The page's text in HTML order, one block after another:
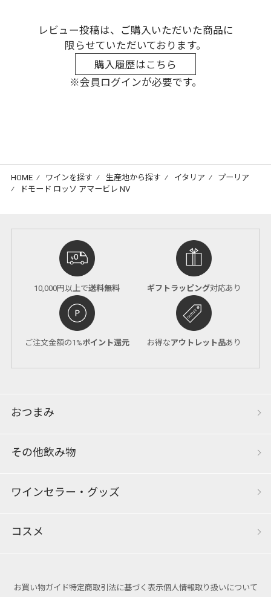
レビュー投稿は、ご購入いただいた商品に
限らせていただいております。
購入履歴はこちら
※会員ログインが必要です。
HOME ⁄ ワインを探す ⁄ 生産地から探す ⁄ イタリア ⁄ プーリア
⁄
ドモード ロッソ アマービレ NV
10,000円以上で送料無料 ギフトラッピング対応あり
ご注文金額の1%ポイント還元 お得なアウトレット品あり
おつまみ
その他飲み物
ワインセラー・グッズ
コスメ
お買い物ガイド特定商取引法に基づく表示個人情報取り扱いについて